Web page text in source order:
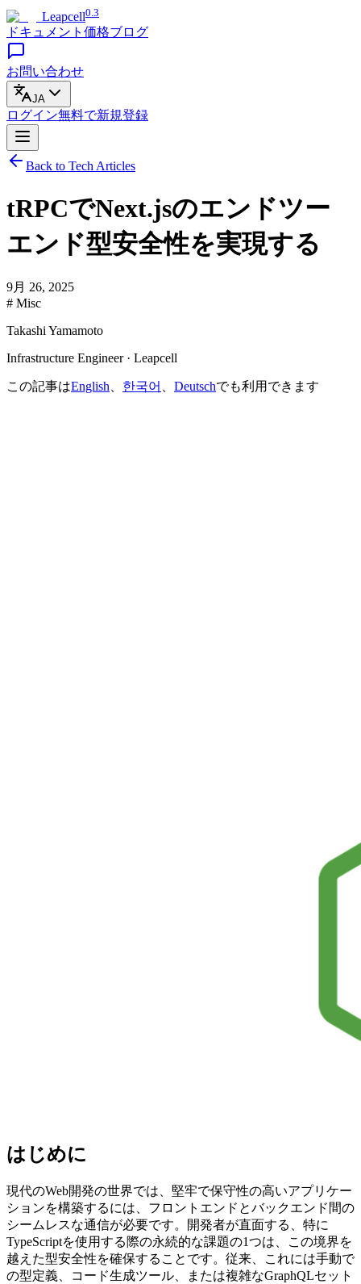
Leapcell0.3
ドキュメント 価格ブログ
お問い合わせ
JA
ログイン無料で新規登録
Back to Tech Articles
tRPCでNext.jsのエンドツー
エンド型安全性を実現する
9月 26, 2025
# Misc
Takashi Yamamoto
Infrastructure Engineer · Leapcell
この記事はEnglish 한국어 Deutschでも利用できます
はじめに
現代のWeb開発の世界では、堅牢で保守性の高いアプリケー
ションを構築するには、フロントエンドとバックエンド間の
シームレスな通信が必要です。開発者が直面する、特に
TypeScriptを使用する際の永続的な課題の1つは、この境界を
越えた型安全性を確保することです。従来、これには手動で
の型定義、コード生成ツール、または複雑なGraphQLセット